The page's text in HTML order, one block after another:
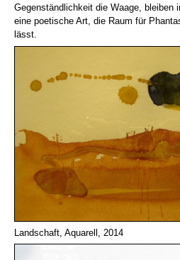
Gegenständlichkeit die Waage, bleiben
eine poetische Art, die Raum für
lässt.
Landschaft, Aquarell, 2014